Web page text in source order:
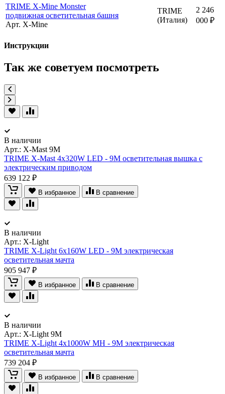
TRIME X-Mine Monster
подвижная осветительная башня
Арт. X-Mine
TRIME
(Италия)
2 246
000 ₽
Инструкции
Так же советуем посмотреть
В наличии
Арт.: X-Mast 9M
TRIME X-Mast 4x320W LED - 9M осветительная вышка с
электрическим приводом
639 122 ₽
В избранное В сравнение
В наличии
Арт.: X-Light
TRIME X-Light 6x160W LED - 9M электрическая
осветительная мачта
905 947 ₽
В избранное В сравнение
В наличии
Арт.: X-Light 9M
TRIME X-Light 4x1000W MH - 9M электрическая
осветительная мачта
739 204 ₽
В избранное В сравнение